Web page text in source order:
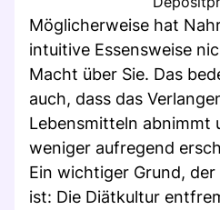
Möglicherweise hat
intuitive Essensweise
Macht über Sie. Das
auch, dass das
Lebensmitteln abnimmt
weniger aufregend
Ein wichtiger Grund,
ist: Die Diätkultur